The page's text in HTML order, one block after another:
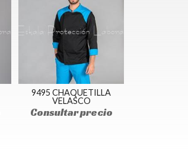
9495 CHAQUETILLA
VELASCO
Consultar precio